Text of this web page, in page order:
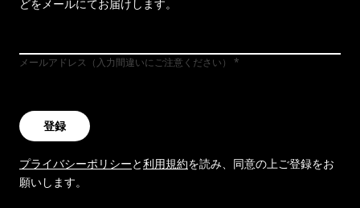
どをメールにてお届けします。
メールアドレス（入力間違いにご注意ください）
登録
プライバシーポリシーと利用規約を読み、同意の上ご登録をお
願いします。